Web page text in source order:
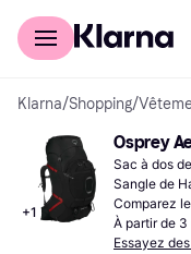
Acheter avec Klarna
Klarna/Shopping/
+1
Osprey
Sac à dos
Sangle de
Sac
Comparez
À partir de
Essayez